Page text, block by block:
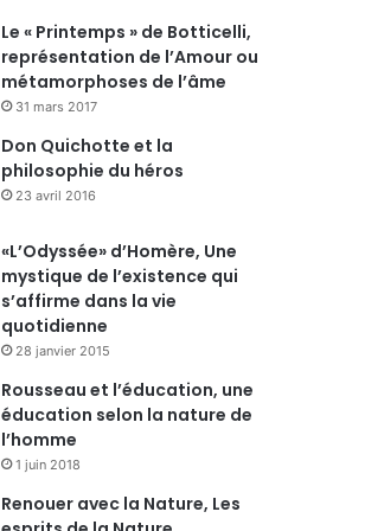
Le « Printemps » de Botticelli,
représentation de l’Amour ou
métamorphoses de l’âme
31 mars 2017
Don Quichotte et la
philosophie du héros
23 avril 2016
«L’Odyssée» d’Homère, Une
mystique de l’existence qui
s’affirme dans la vie
quotidienne
28 janvier 2015
Rousseau et l’éducation, une
éducation selon la nature de
l’homme
1 juin 2018
Renouer avec la Nature, Les